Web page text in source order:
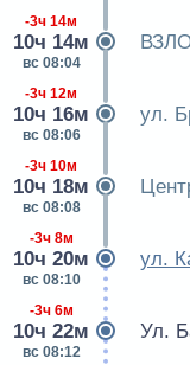
-3ч 14м
10ч 14м
вс 08:04
-3ч 12м
10ч 16м
вс 08:06
ул.
-3ч 10м
10ч 18м
вс 08:08
-3ч 8м
10ч 20м
вс 08:10
ул.
-3ч 6м
10ч 22м
вс 08:12
Ул.